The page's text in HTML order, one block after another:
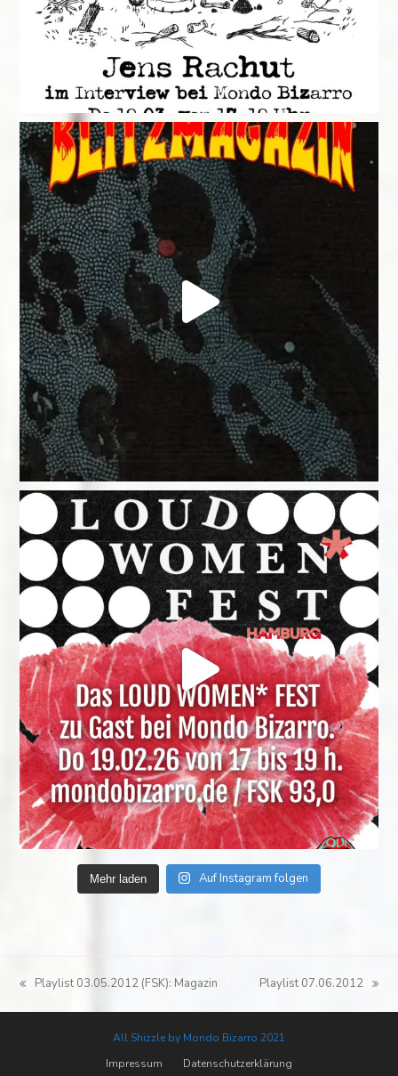
Mehr laden Auf Instagram folgen
vorheriger
Beitrag:
Playlist 03.05.2012 (FSK): Magazin
Nächster
Beitrag:
Playlist 07.06.2012
All Shizzle by Mondo Bizarro 2021
Impressum
Datenschutzerklärung